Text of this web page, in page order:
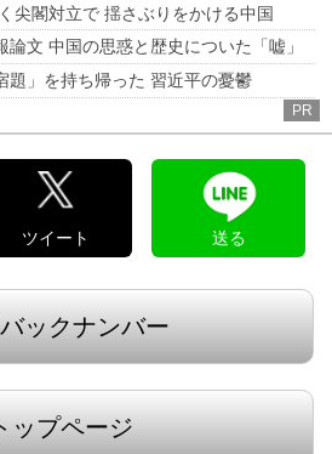
尖閣対立で 揺さぶりをかける中国
論文 中国の思惑と歴史についた「嘘」
題」を持ち帰った 習近平の憂鬱
PR
ツイート 送る
ックナンバー
ップページ